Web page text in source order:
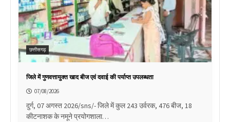
छत्तीसगढ़
जिले में गुणवत्तायुक्त खाद बीज एवं दवाई की पर्याप्त उपलब्धता
07/08/2026
दुर्ग, 07 अगस्त 2026/sns/- जिले में कुल 243 उर्वरक, 476 बीज, 18
कीटनाशक के नमूने प्रयोगशाला…